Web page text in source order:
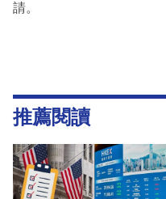
請。
推薦閱讀